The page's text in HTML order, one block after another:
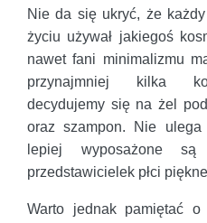
Nie da się ukryć, że
życiu używał jakiegoś
nawet fani minimalizmu
przynajmniej kilka
decydujemy się na żel
oraz szampon. Nie
lepiej wyposażone
przedstawicielek płci
Warto jednak pamiętać